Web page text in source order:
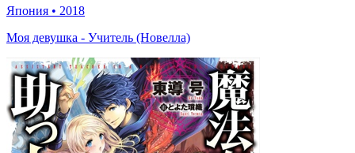
Япония • 2018
Моя девушка - Учитель (Новелла)